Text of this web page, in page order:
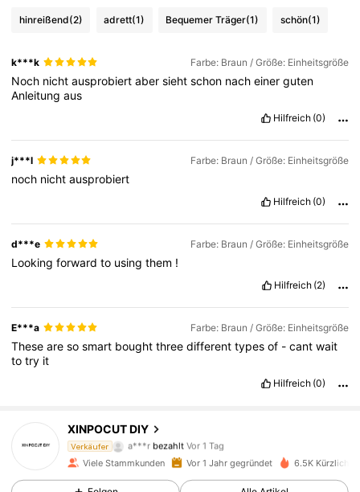
hinreißend(2) adrett(1) Bequemer Träger(1) schön(1)
k***k Farbe: Braun / Größe: Einheitsgröße
Noch nichtausprobiertabersiehtschon nacheinerguten
Anleitungaus
Hilfreich (0)
j***l Farbe: Braun / Größe: Einheitsgröße
noch nichtausprobiert
Hilfreich (0)
d***e Farbe: Braun / Größe: Einheitsgröße
Lookingforwardto usingthem !
Hilfreich (2)
E***a Farbe: Braun / Größe: Einheitsgröße
Thesearesosmart boughtthreedifferenttypesof -cantwait
totry it
Hilfreich (0)
XINPOCUT DIY
Verkäufer
a***r
bezahlt
3***8 istVor 12 Stunden
Viele Stammkunden Vor 1 Jahr gegründet 6.5K Kürzlich